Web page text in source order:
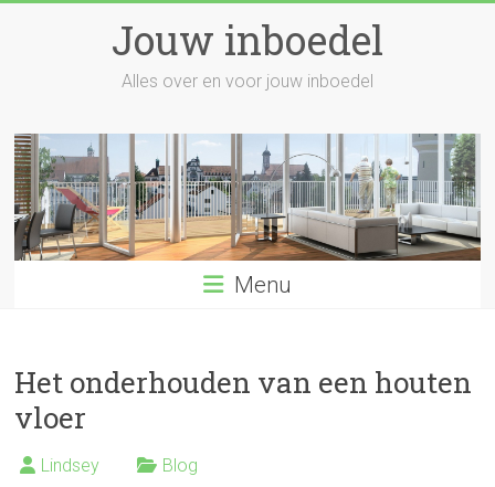
Jouw inboedel
Alles over en voor jouw inboedel
Menu
Het onderhouden van een houten
vloer
Lindsey Blog